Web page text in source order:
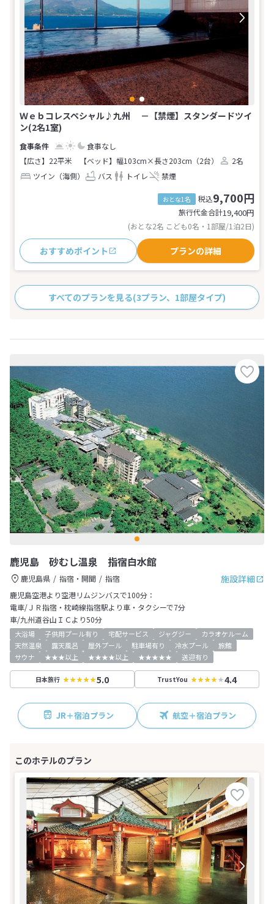
Ｗｅｂコレスペシャル♪九州 －【禁煙】スタンダードツイ
ン(2名1室)
食事なし
【広さ】22平米
【ベッド】幅103cm×長さ203cm（2台）
2名
ツイン（海側）
バス トイレ 禁煙
おとな1名 税込9,700円
旅行代金合計19,400円
(おとな2名 こども0名・1部屋/1泊2日)
おすすめポイント プランの詳細
すべてのプランを見る(3プラン、1部屋タイプ)
鹿児島 砂むし温泉 指宿白水館
施設詳細
鹿児島県 指宿・開聞
指宿
鹿児島空港より空港リムジンバスで100分：
電車/ＪＲ指宿・枕崎線指宿駅より車・タクシーで7分
車/九州道谷山ＩＣより50分
大浴場 子供用プール有り 宅配サービス ジャグジー
カラオケルーム
天然温泉
露天風呂 屋外プール 駐車場有り 冷水プール
旅館
サウナ
★★★以上 ★★★★以上 ★★★★★ 送迎有り
日本旅行 5.0 TrustYou 4.4
JR＋宿泊プラン 航空＋宿泊プラン